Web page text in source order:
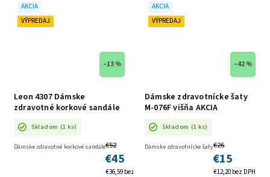
AKCIA
VÝPREDAJ
–13 %
Leon 4307 Dámske
zdravotné korkové sandále
Skladom (1 ks)
€36,59 bez DPH
€52
€45
Dámske zdravotné korkové sandále
AKCIA
VÝPREDAJ
–42 %
Dámske zdravotnícke šaty
M-076F višňa AKCIA
Skladom (1 ks)
€12,20 bez DPH
€26
€15
Dámske zdravotnícke šaty